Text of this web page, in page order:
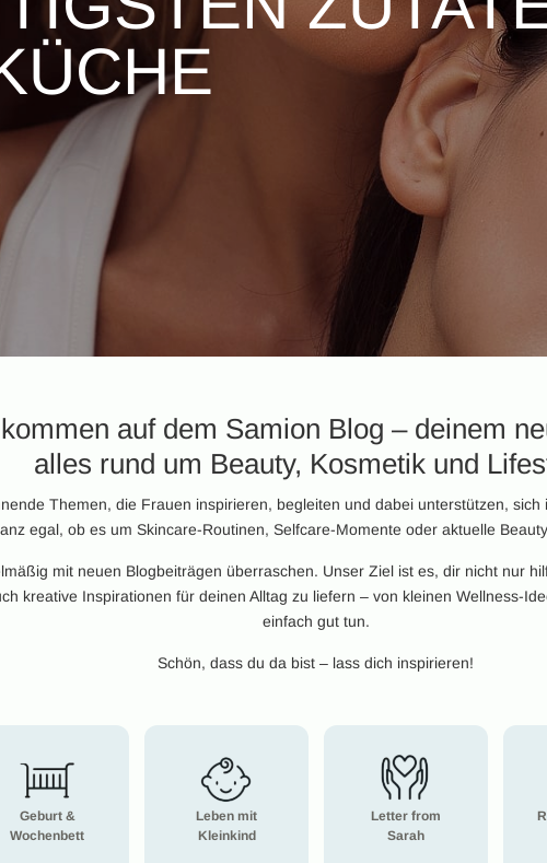
auf dem Samion Blog – deinem
alles rund um Beauty, Kosmetik und
Themen, die Frauen inspirieren, begleiten und dabei unterstützen,
egal, ob es um Skincare-Routinen, Selfcare-Momente oder aktuelle
mit neuen Blogbeiträgen überraschen. Unser Ziel ist es, dir nicht nur
kreative Inspirationen für deinen Alltag zu liefern – von kleinen Wellness-
einfach gut tun.
Schön, dass du da bist – lass dich inspirieren!
Geburt &
Wochenbett
Leben mit
Kleinkind
Letter from
Sarah